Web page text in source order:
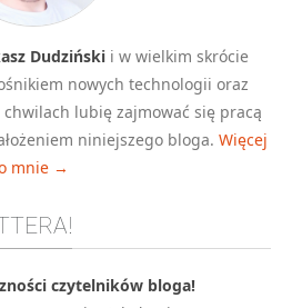
Pascal
HTML 5
CSS 3
Django
PHP
Dudzińskii w wielkim skrócie
nowych technologii oraz
lubię zajmować się pracą
niniejszego bloga. Więcej
mnie →
czytelników bloga!